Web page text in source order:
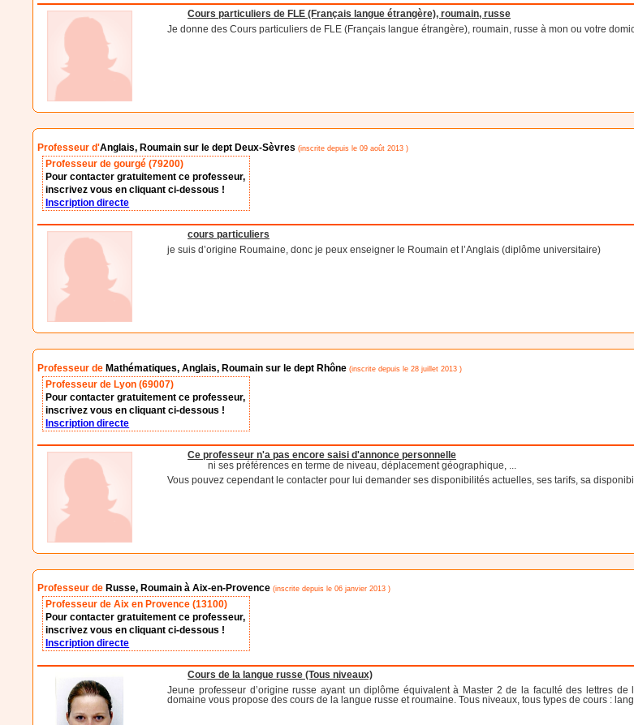
Cours particuliers de FLE (Français langue étrangère), roumain, russe
Je donne des Cours particuliers de FLE (Français langue étrangère), roumain, russe à mon ou votre
Professeur d'Anglais, Roumain sur le dept Deux-Sèvres (inscrite depuis le 09 août 2013 )
Professeur de gourgé (79200)
Pour contacter gratuitement ce professeur,
inscrivez vous en cliquant ci-dessous !
Inscription directe
cours particuliers
je suis d’origine Roumaine, donc je peux enseigner le Roumain et l’Anglais (diplôme universitaire)
Professeur deMathématiques, Anglais, Roumain sur le dept Rhône (inscrite depuis le 28 juillet 2013 )
Professeur de Lyon (69007)
Pour contacter gratuitement ce professeur,
inscrivez vous en cliquant ci-dessous !
Inscription directe
Ce professeur n'a pas encore saisi d'annonce personnelle
ni ses préférences en terme de niveau, déplacement géographique, ...
Vous pouvez cependant le contacter pour lui demander ses disponibilités actuelles, ses tarifs, sa
Professeur de Russe, Roumain à Aix-en-Provence (inscrite depuis le 06 janvier 2013 )
Professeur de Aix en Provence (13100)
Pour contacter gratuitement ce professeur,
inscrivez vous en cliquant ci-dessous !
Inscription directe
Cours de la langue russe (Tous niveaux)
Jeune professeur d’origine russe ayant un diplôme équivalent à Master 2 de la faculté des lettres
domaine vous propose des cours de la langue russe et roumaine. Tous niveaux, tous types de cours :